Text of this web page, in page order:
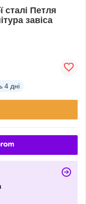
сталі Петля
завіса
4 дні